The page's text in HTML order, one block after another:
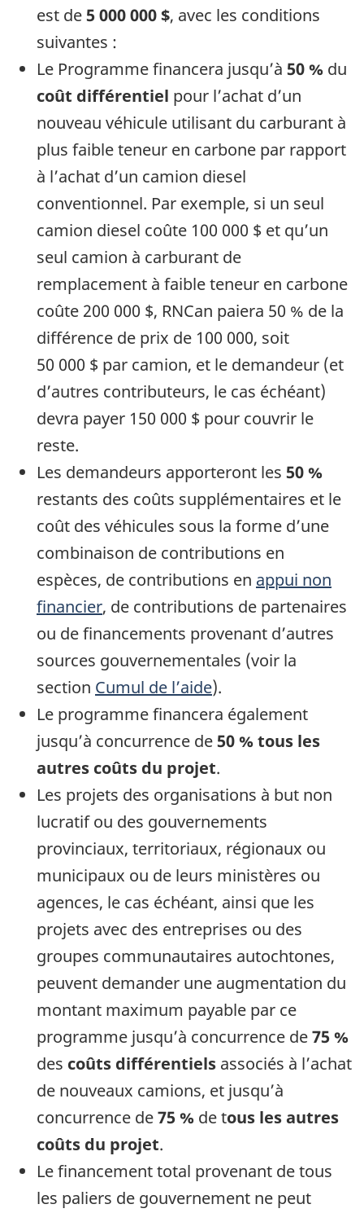
est de5 000 000 $, avec les conditions
suivantes :
Le Programme financera jusqu’à 50 % du
coût différentiel pour l’achat d’un
nouveau véhicule utilisant du carburant à
plus faible teneur en carbone par rapport
à l’achat d’un camion diesel
conventionnel. Par exemple, si un seul
camion diesel coûte 100 000 $ et qu’un
seul camion à carburant de
remplacement à faible teneur en carbone
coûte 200 000 $, RNCan paiera 50 % de la
différence de prix de 100 000, soit
50 000 $ par camion, et le demandeur (et
d’autres contributeurs, le cas échéant)
devra payer 150 000 $ pour couvrir le
reste.
Les demandeurs apporteront les 50 %
restants des coûts supplémentaires et le
coût des véhicules sous la forme d’une
combinaison de contributions en
espèces, de contributions en appui non
financier, de contributions de partenaires
ou de financements provenant d’autres
sources gouvernementales (voir la
section Cumul de l’aide).
Le programme financera également
jusqu’à concurrence de50 % tous les
autres coûts du projet.
Les projets des organisations à but non
lucratif ou des gouvernements
provinciaux, territoriaux, régionaux ou
municipaux ou de leurs ministères ou
agences, le cas échéant, ainsi que les
projets avec des entreprises ou des
groupes communautaires autochtones,
peuvent demander une augmentation du
montant maximum payable par ce
programme jusqu’à concurrence de75 %
des coûts différentiels associés à l’achat
de nouveaux camions, et jusqu’à
concurrence de75 % de tous les autres
coûts du projet.
Le financement total provenant de tous
les paliers de gouvernement ne peut